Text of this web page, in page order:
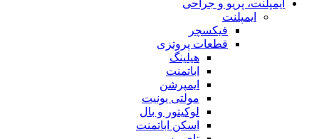
ایمپلنت، پریو و جراحی
ایمپلنت
فیکسچر
قطعات پروتزی
هیلینگ
اباتمنت
ایمپرشن
مولتی یونیت
لوکیتور و بال
اسکن اباتمنت